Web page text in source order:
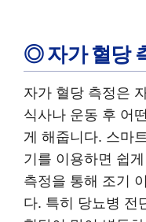
◎ 자가 혈당
자가 혈당 측정은
식사나 운동 후 어
게 해줍니다. 스마
기를 이용하면 쉽
측정을 통해 조기
다. 특히 당뇨병 전